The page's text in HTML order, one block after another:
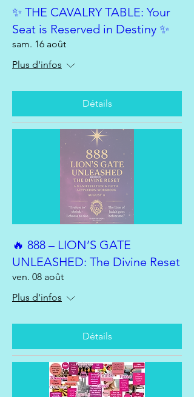
✨ THE CAVALRY TABLE: Your
Seat is Reserved in Destiny ✨
sam. 16 août
Plus d'infos
Détails
🔥 888 – LION’S GATE
UNLEASHED: The Divine Reset
ven. 08 août
Plus d'infos
Détails